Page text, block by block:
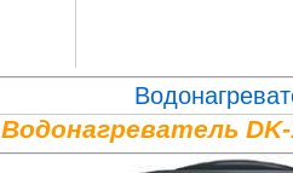
Водонагреватель